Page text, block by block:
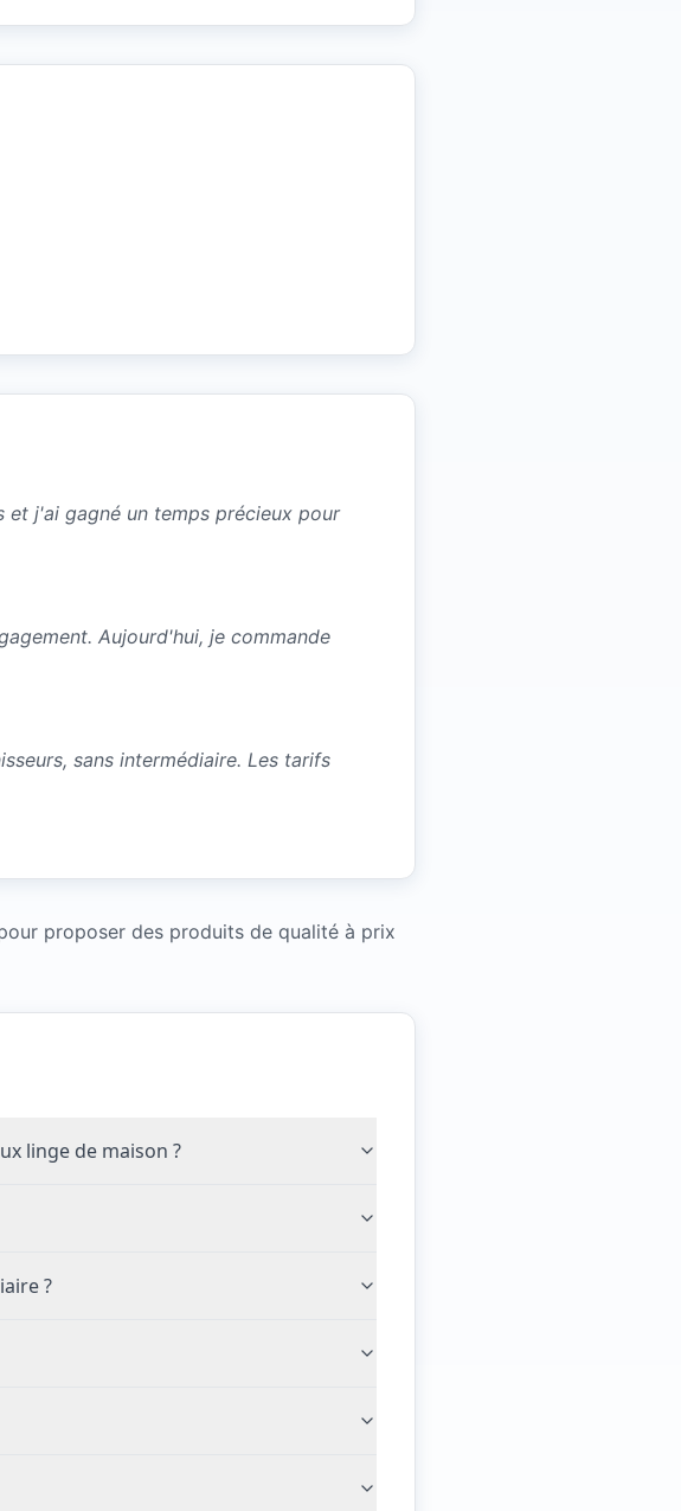
et j'ai gagné un temps précieux pour
Aujourd'hui, je commande
sans intermédiaire. Les tarifs
proposer des produits de qualité à prix
linge de maison ?
?